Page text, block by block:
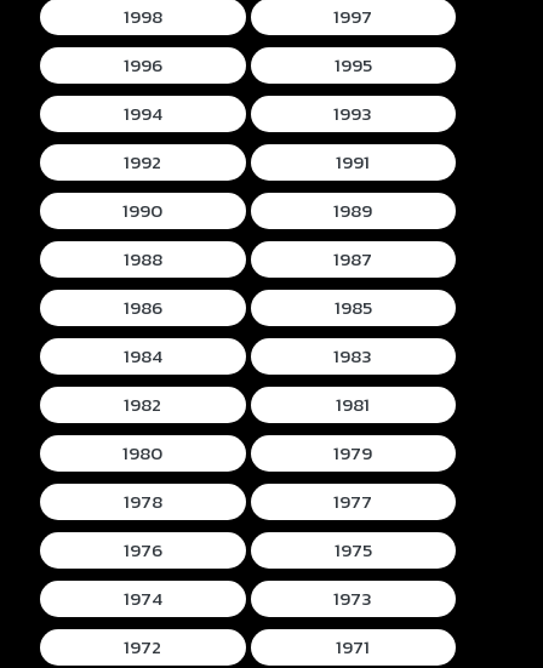
1998
1997
1996
1995
1994
1993
1992
1991
1990
1989
1988
1987
1986
1985
1984
1983
1982
1981
1980
1979
1978
1977
1976
1975
1974
1973
1972
1971